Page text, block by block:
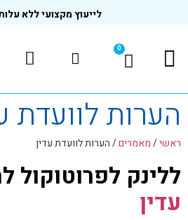
לייעוץ מקצועי ללא
0
הערות לוועדת
ראשי/מאמרים/הערות לוועדת עדין
ללינק לפרוטוקול
עדין